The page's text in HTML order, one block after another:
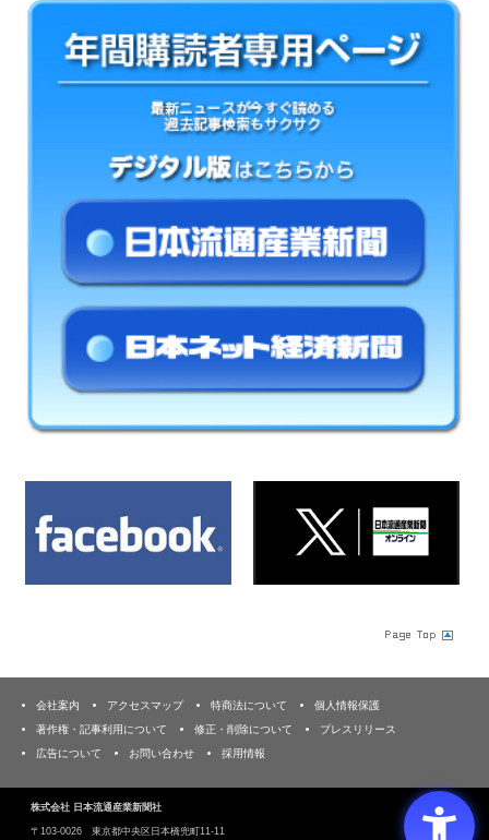
会社案内 アクセスマップ 特商法について
個人情報保護
著作権・記事利用について
修正・削除について
プレスリリース
広告について
お問い合わせ 採用情報
株式会社 日本流通産業新聞社
〒103‐0026 東京都中央区日本橋兜町11-11